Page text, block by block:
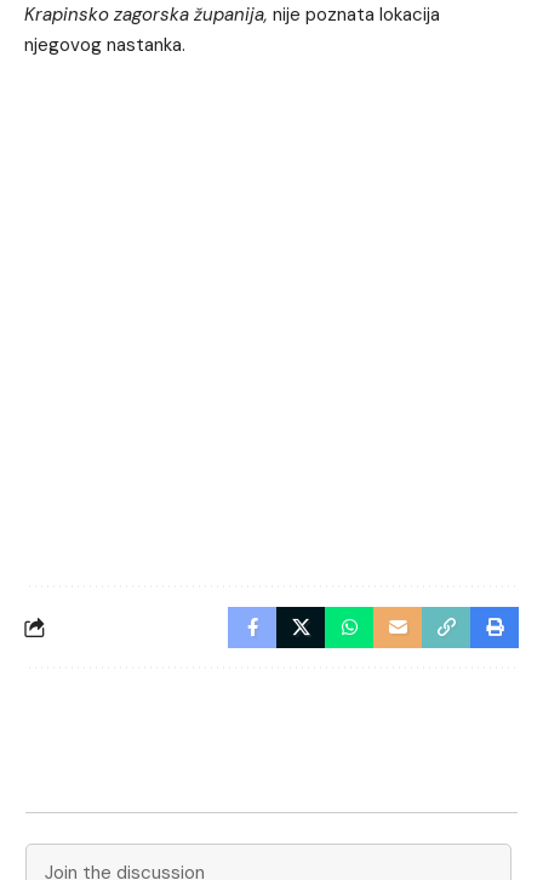
Krapinsko zagorska županija, nije poznata lokacija
njegovog nastanka.